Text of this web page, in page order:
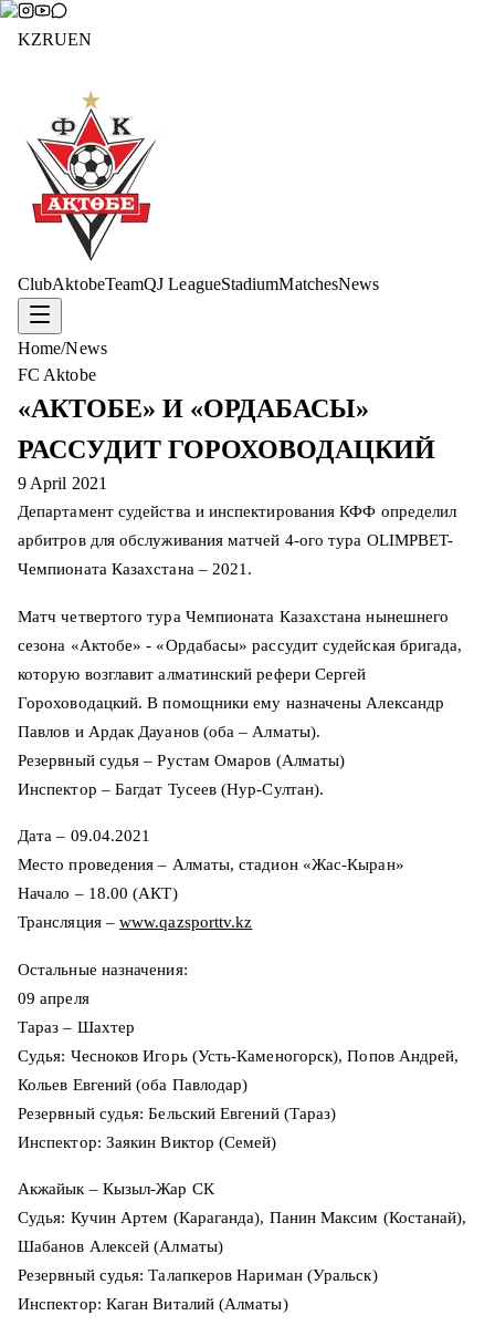
KZRUEN
ClubAktobeTeamQJ LeagueStadiumMatchesNews
Home/News
FC Aktobe
«АКТОБЕ» И «ОРДАБАСЫ»
РАССУДИТ ГОРОХОВОДАЦКИЙ
9 April 2021
Департамент судейства и инспектирования КФФ определил
арбитров для обслуживания матчей 4-ого тура OLIMPBET-
Чемпионата Казахстана – 2021.
Матч четвертого тура Чемпионата Казахстана нынешнего
сезона «Актобе» - «Ордабасы» рассудит судейская бригада,
которую возглавит алматинский рефери Сергей
Гороховодацкий. В помощники ему назначены Александр
Павлов и Ардак Дауанов (оба – Алматы).
Резервный судья – Рустам Омаров (Алматы)
Инспектор – Багдат Тусеев (Нур-Султан).
Дата – 09.04.2021
Место проведения – Алматы, стадион «Жас-Кыран»
Начало – 18.00 (АКТ)
Трансляция –www.qazsporttv.kz
Остальные назначения:
09 апреля
Тараз – Шахтер
Судья: Чесноков Игорь (Усть-Каменогорск), Попов Андрей,
Кольев Евгений (оба Павлодар)
Резервный судья: Бельский Евгений (Тараз)
Инспектор: Заякин Виктор (Семей)
Акжайык – Кызыл-Жар СК
Судья: Кучин Артем (Караганда), Панин Максим (Костанай),
Шабанов Алексей (Алматы)
Резервный судья: Талапкеров Нариман (Уральск)
Инспектор: Каган Виталий (Алматы)